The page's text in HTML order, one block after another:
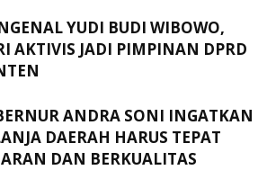
YUDI BUDI WIBOWO,
AKTIVIS JADI PIMPINAN DPRD
ANDRA SONI INGATKAN
DAERAH HARUS TEPAT
DAN BERKUALITAS